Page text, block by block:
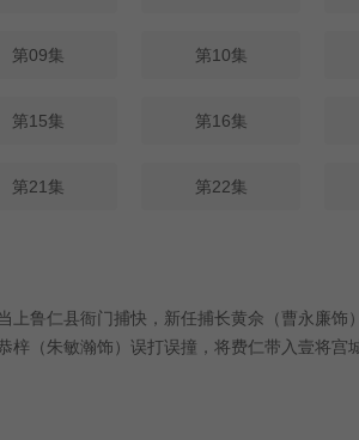
第09集 第10集
第15集 第16集
第21集 第22集
鲁仁县衙门捕快，新任捕长黄佘（曹永廉饰
（朱敏瀚饰）误打误撞，将费仁带入壹将宫